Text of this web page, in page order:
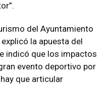
del Ayuntamiento
la apuesta del
indicó que los impactos
evento deportivo por
que articular